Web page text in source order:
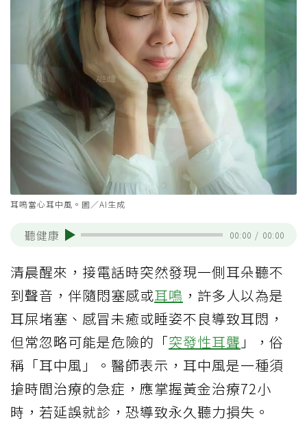
耳鳴當心耳中風。圖／AI生成
聽健康 00:00 / 00:00
清晨醒來，接電話時突然發現一側耳朵聽不
到聲音，伴隨悶塞感或耳鳴 ，許多人以為是
耳屎堵塞、感冒未癒或睡姿不良導致耳悶，
但常忽略可能是危險的「突發性耳聾 」，俗
稱「耳中風」。醫師表示，耳中風是一種須
搶時間治療的急症，應掌握黃金治療72小
時，若延誤就診，恐導致永久聽力損失。